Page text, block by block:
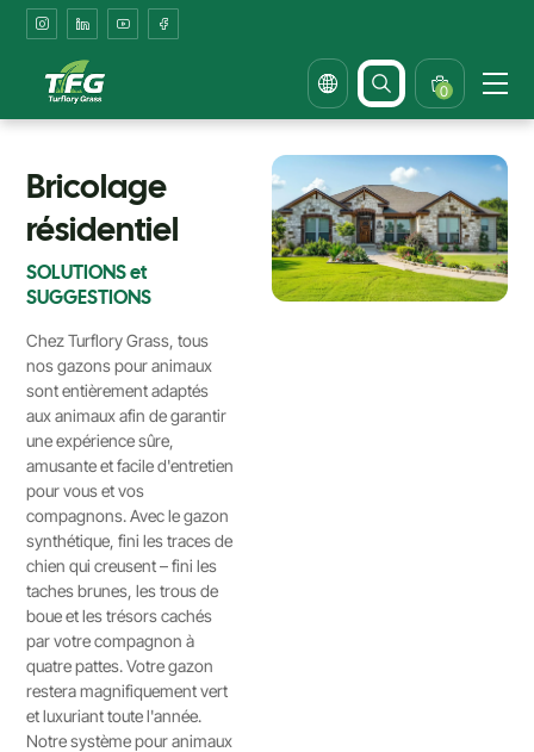
Bricolage
résidentiel
0
Bricolage
résidentiel
SOLUTIONS et
SUGGESTIONS
Chez Turflory Grass, tous
nos gazons pour animaux
sont entièrement adaptés
aux animaux afin de garantir
une expérience sûre,
amusante et facile d'entretien
pour vous et vos
compagnons. Avec le gazon
synthétique, fini les traces de
chien qui creusent – fini les
taches brunes, les trous de
boue et les trésors cachés
par votre compagnon à
quatre pattes. Votre gazon
restera magnifiquement vert
et luxuriant toute l'année.
Notre système pour animaux